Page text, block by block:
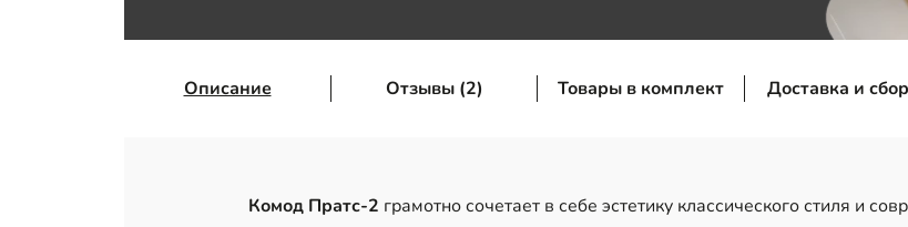
Описание Отзывы (2) Товары в комплект Доставка и
Комод Пратс-2 грамотно сочетает в себе эстетику классического стиля и